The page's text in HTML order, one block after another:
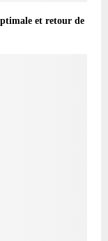
et retour de